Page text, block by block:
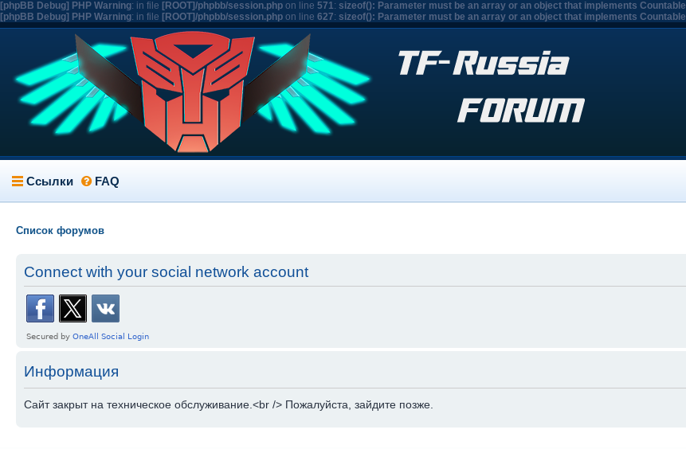
[phpBB Debug] PHP Warning: in file [ROOT]/phpbb/session.php on line 571: sizeof(): Parameter must be an array or an object that implements Countable
[phpBB Debug] PHP Warning: in file [ROOT]/phpbb/session.php on line 627: sizeof(): Parameter must be an array or an object that implements Countable
Ссылки FAQ
Список форумов
Connect with your social network account
Информация
Сайт закрыт на техническое обслуживание.<br /> Пожалуйста, зайдите позже.